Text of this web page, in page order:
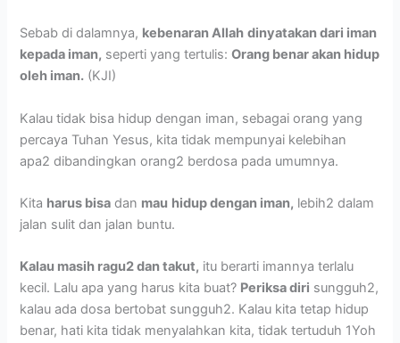
Sebab di dalamnya, kebenaran Allah dinyatakan dari iman
kepada iman, seperti yang tertulis:Orang benar akan hidup
oleh iman. (KJI)
Kalau tidak bisa hidup dengan iman, sebagai orang yang
percaya Tuhan Yesus, kita tidak mempunyai kelebihan
apa2 dibandingkan orang2 berdosa pada umumnya.
Kita harus bisa dan mau hidup dengan iman, lebih2 dalam
jalan sulit dan jalan buntu.
Kalau masih ragu2 dan takut, itu berarti imannya terlalu
kecil. Lalu apa yang harus kita buat? Periksa diri sungguh2,
kalau ada dosa bertobat sungguh2. Kalau kita tetap hidup
benar, hati kita tidak menyalahkan kita, tidak tertuduh 1Yoh